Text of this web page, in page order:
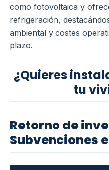
como fotovoltaica y
refrigeración,
ambiental y costes
plazo.
¿Quieres
tu
Retorno de
Subvenciones